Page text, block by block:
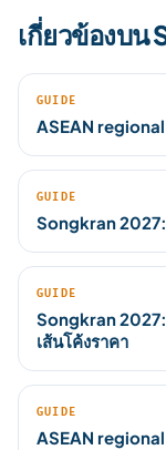
เกี่ยวข้องบน
GUIDE
ASEAN
GUIDE
Songkran
GUIDE
Songkran
เส้นโค้งราคา
GUIDE
ASEAN